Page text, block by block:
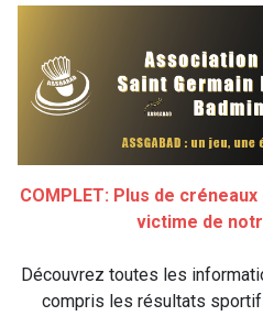
COMPLET: Plus de
victime de
Découvrez toutes les
compris les résultats